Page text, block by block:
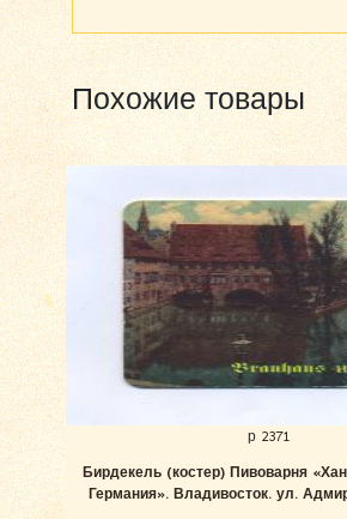
Похожие товары
р 2371
Бирдекель (костер) Пивоварня
Германия». Владивосток. ул.